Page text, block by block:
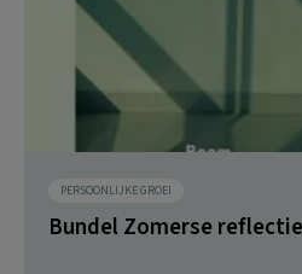
PERSOONLIJKE GROEI
Bundel Zomerse